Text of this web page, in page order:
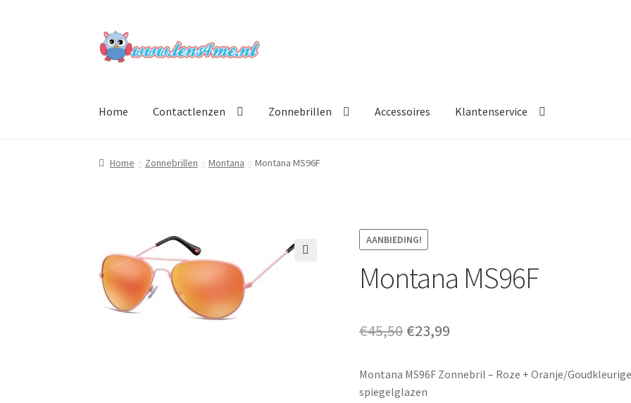
Ga
door
Ga
naar
Home Contactlenzen Zonnebrillen Accessoires Klantenservice
Home Zonnebrillen Montana Montana MS96F
AANBIEDING!
Montana MS96F
€45,50 Oorspronkelijke
was:
€23,99
is:
Montana MS96F Zonnebril – Roze + Oranje/Goudkleurige
spiegelglazen